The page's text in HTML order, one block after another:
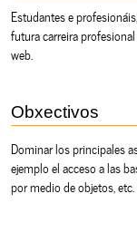
Estudantes e
futura carreira
web.
Obxectivos
Dominar los principales
ejemplo el acceso a las
por medio de objetos, etc.